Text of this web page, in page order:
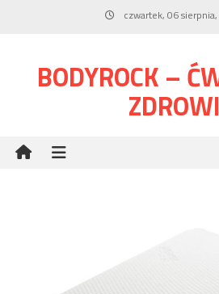
czwartek, 06
BODYROCK –